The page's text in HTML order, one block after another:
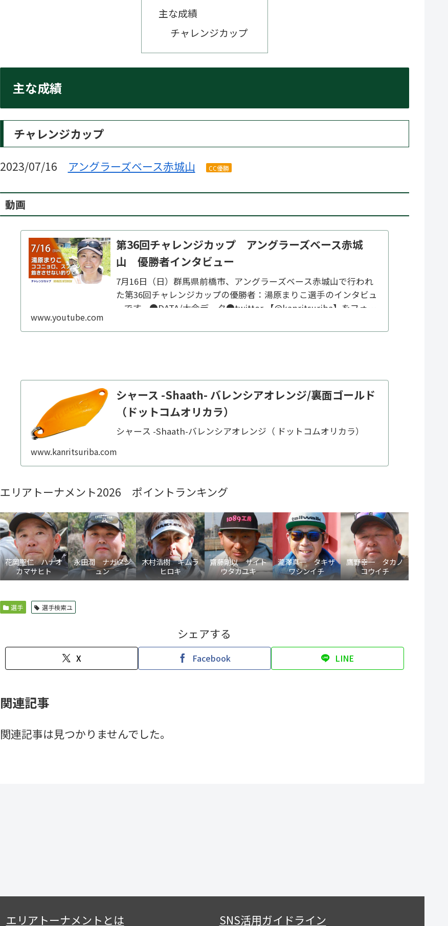
主な成績
チャレンジカップ
主な成績
チャレンジカップ
2023/07/16 アングラーズベース赤城山 CC優勝
動画
第36回チャレンジカップ アングラーズベース赤城
山 優勝者インタビュー
7月16日（日）群馬県前橋市、アングラーズベース赤城山で行われ
た第36回チャレンジカップの優勝者：湯原まりこ選手のインタビュ
ーです。●DATA/大会データ●twitter 【@kanritsuriba】をフォロ
www.youtube.com
シャース -Shaath- バレンシアオレンジ/裏面ゴールド
（ドットコムオリカラ）
シャース -Shaath-バレンシアオレンジ（ ドットコムオリカラ）
www.kanritsuriba.com
エリアトーナメント2026 ポイントランキング
花岡聖仁 ハナオ
カマサヒト
永田潤 ナガタジ
ュン
木村浩樹 キムラ
ヒロキ
齋藤剛以 サイト
ウタカユキ
瀧澤真一 タキザ
ワシンイチ
鷹野幸一 タカノ
コウイチ
選手 選手検索ユ
シェアする
X Facebook LINE
関連記事
関連記事は見つかりませんでした。
エリアトーナメントとは SNS活用ガイドライン